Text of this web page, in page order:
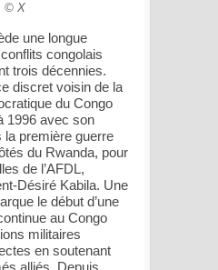
© X
une longue
congolais
trois décennies.
discret voisin de la
du Congo
1996 avec son
la première guerre
du Rwanda, pour
de l’AFDL,
Désiré Kabila. Une
le début d’une
au Congo
militaires
en soutenant
alliés. Depuis